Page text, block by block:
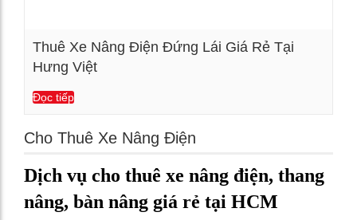
Thuê Xe Nâng Điện Đứng Lái Giá Rẻ Tại
Hưng Việt
Đọc tiếp
Cho Thuê Xe Nâng Điện
Dịch vụ cho thuê xe nâng điện, thang
nâng, bàn nâng giá rẻ tại HCM